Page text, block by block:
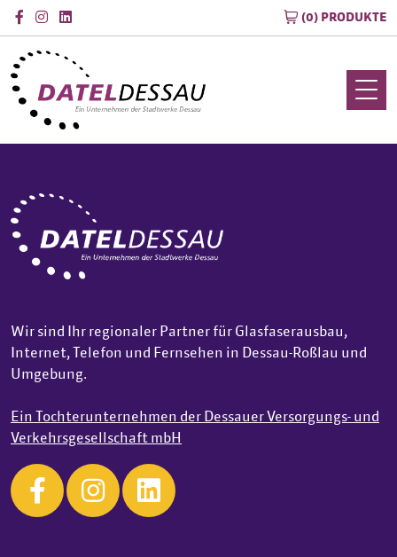
(0) PRODUKTE
Wir sind Ihr regionaler Partner für Glasfaserausbau,
Internet, Telefon und Fernsehen in Dessau-Roßlau und
Umgebung.
Ein Tochterunternehmen der Dessauer Versorgungs- und
Verkehrsgesellschaft mbH